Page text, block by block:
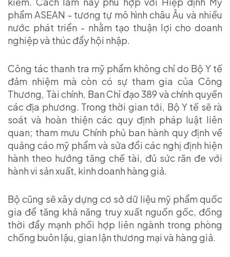
phẩm ASEAN - tương tự mô hình châu Âu và nhiều
nước phát triển - nhằm tạo thuận lợi cho doanh
nghiệp và thúc đẩy hội nhập.
Công tác thanh tra mỹ phẩm không chỉ do Bộ Y tế
đảm nhiệm mà còn có sự tham gia của Công
Thương, Tài chính, Ban Chỉ đạo 389 và chính quyền
các địa phương. Trong thời gian tới, Bộ Y tế sẽ rà
soát và hoàn thiện các quy định pháp luật liên
quan; tham mưu Chính phủ ban hành quy định về
quảng cáo mỹ phẩm và sửa đổi các nghị định hiện
hành theo hướng tăng chế tài, đủ sức răn đe với
hành vi sản xuất, kinh doanh hàng giả.
Bộ cũng sẽ xây dựng cơ sở dữ liệu mỹ phẩm quốc
gia để tăng khả năng truy xuất nguồn gốc, đồng
thời đẩy mạnh phối hợp liên ngành trong phòng
chống buôn lậu, gian lận thương mại và hàng giả.